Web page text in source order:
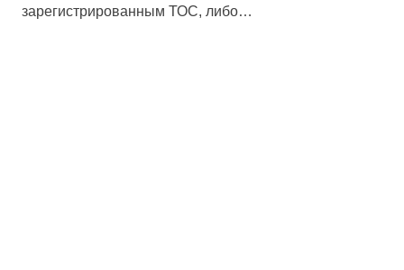
зарегистрированным ТОС, либо…